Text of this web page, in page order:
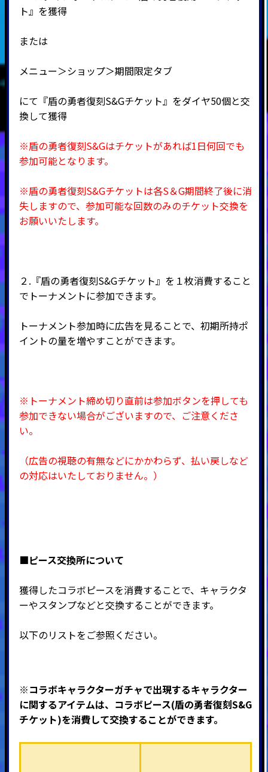
ト』を獲得
または
メニュー＞ショップ＞期間限定タブ
にて『盾の勇者復刻S&Gチケット』をダイヤ50個と交
換して獲得
※盾の勇者復刻S&Gはチケットがあれば1日何回でも
参加可能となります。
※盾の勇者復刻S&Gチケットは各S＆G期間終了後に消
失しますので、参加可能な回数のみのチケット交換を
お願いいたします。
２.『盾の勇者復刻S&Gチケット』を１枚消費すること
でトーナメントに参加できます。
トーナメント参加時に広告を見ることで、初期所持ポ
イントの量を増やすことができます。
※トーナメント締め切り直前は参加ボタンを押しても
参加できない場合がございますので、ご注意くださ
い。
（広告の視聴の有無などにかかわらず、払い戻しなど
の対応はいたしておりません。）
■ピース交換所について
獲得したコラボピースを消費することで、キャラクタ
ーやスタンプなどと交換することができます。
以下のリストをご参照ください。
※コラボキャラクターガチャで出現するキャラクター
に関するアイテムは、コラボピース(盾の勇者復刻S&G
チケット)を消費して交換することができます。